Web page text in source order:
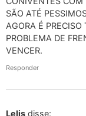
SÃO ATÉ
AGORA É PRECISO
PROBLEMA DE
VENCER.
Responder
Lelis disse: